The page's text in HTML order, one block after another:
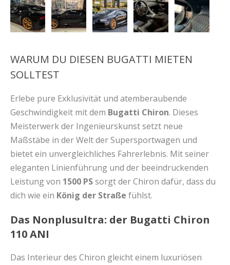
WARUM DU DIESEN BUGATTI MIETEN
SOLLTEST
Erlebe pure Exklusivität und atemberaubende
Geschwindigkeit mit dem Bugatti Chiron. Dieses
Meisterwerk der Ingenieurskunst setzt neue
Maßstäbe in der Welt der Supersportwagen und
bietet ein unvergleichliches Fahrerlebnis. Mit seiner
eleganten Linienführung und der beeindruckenden
Leistung von 1500 PSsorgt der Chiron dafür, dass du
dich wie ein König der Straße fühlst.
Das Nonplusultra: der Bugatti Chiron
110 ANI
Das Interieur des Chiron gleicht einem luxuriösen